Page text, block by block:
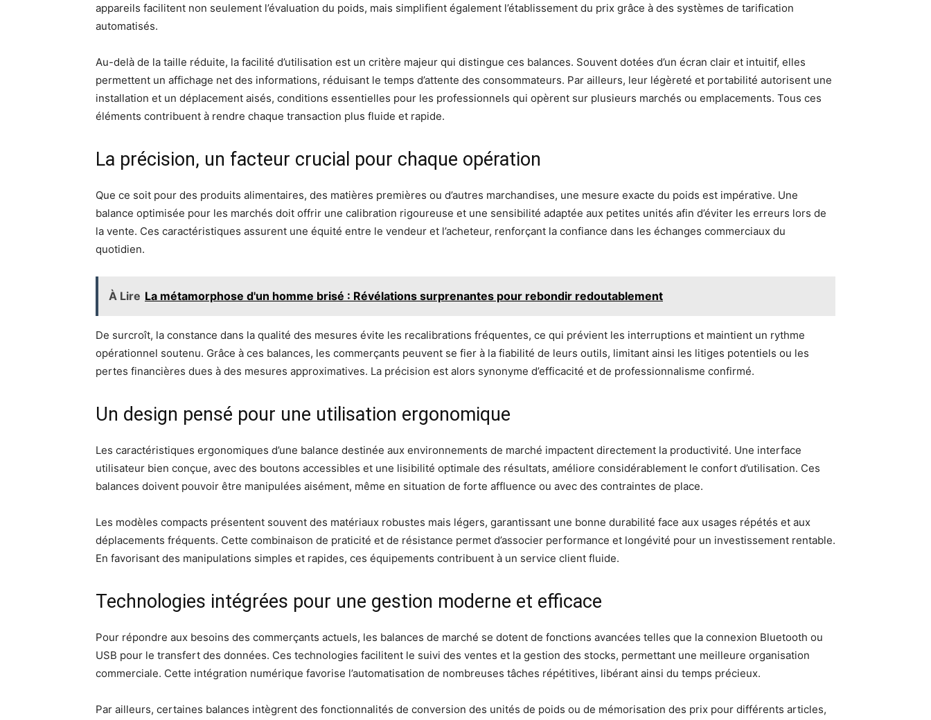
appareils facilitent non seulement l’évaluation du poids, mais simplifient également l’établissement du prix grâce à des systèmes de tarification
automatisés.
Au-delà de la taille réduite, la facilité d’utilisation est un critère majeur qui distingue ces balances. Souvent dotées d’un écran clair et intuitif, elles
permettent un affichage net des informations, réduisant le temps d’attente des consommateurs. Par ailleurs, leur légèreté et portabilité autorisent une
installation et un déplacement aisés, conditions essentielles pour les professionnels qui opèrent sur plusieurs marchés ou emplacements. Tous ces
éléments contribuent à rendre chaque transaction plus fluide et rapide.
La précision, un facteur crucial pour chaque opération
Que ce soit pour des produits alimentaires, des matières premières ou d’autres marchandises, une mesure exacte du poids est impérative. Une
balance optimisée pour les marchés doit offrir une calibration rigoureuse et une sensibilité adaptée aux petites unités afin d’éviter les erreurs lors de
la vente. Ces caractéristiques assurent une équité entre le vendeur et l’acheteur, renforçant la confiance dans les échanges commerciaux du
quotidien.
À Lire La métamorphose d'un homme brisé : Révélations surprenantes pour rebondir redoutablement
De surcroît, la constance dans la qualité des mesures évite les recalibrations fréquentes, ce qui prévient les interruptions et maintient un rythme
opérationnel soutenu. Grâce à ces balances, les commerçants peuvent se fier à la fiabilité de leurs outils, limitant ainsi les litiges potentiels ou les
pertes financières dues à des mesures approximatives. La précision est alors synonyme d’efficacité et de professionnalisme confirmé.
Un design pensé pour une utilisation ergonomique
Les caractéristiques ergonomiques d’une balance destinée aux environnements de marché impactent directement la productivité. Une interface
utilisateur bien conçue, avec des boutons accessibles et une lisibilité optimale des résultats, améliore considérablement le confort d’utilisation. Ces
balances doivent pouvoir être manipulées aisément, même en situation de forte affluence ou avec des contraintes de place.
Les modèles compacts présentent souvent des matériaux robustes mais légers, garantissant une bonne durabilité face aux usages répétés et aux
déplacements fréquents. Cette combinaison de praticité et de résistance permet d’associer performance et longévité pour un investissement rentable.
En favorisant des manipulations simples et rapides, ces équipements contribuent à un service client fluide.
Technologies intégrées pour une gestion moderne et efficace
Pour répondre aux besoins des commerçants actuels, les balances de marché se dotent de fonctions avancées telles que la connexion Bluetooth ou
USB pour le transfert des données. Ces technologies facilitent le suivi des ventes et la gestion des stocks, permettant une meilleure organisation
commerciale. Cette intégration numérique favorise l’automatisation de nombreuses tâches répétitives, libérant ainsi du temps précieux.
Par ailleurs, certaines balances intègrent des fonctionnalités de conversion des unités de poids ou de mémorisation des prix pour différents articles,